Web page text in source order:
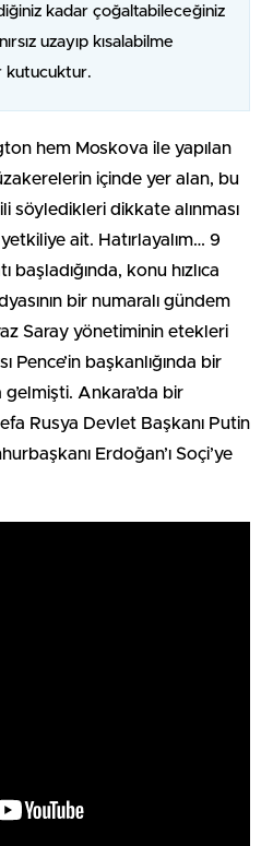
kadar çoğaltabileceğiniz
uzayıp kısalabilme
kutucuktur.
hem Moskova ile yapılan
içinde yer alan, bu
söyledikleri dikkate alınması
ait. Hatırlayalım… 9
başladığında, konu hızlıca
bir numaralı gündem
Saray yönetiminin etekleri
Pence’in başkanlığında bir
Ankara’da bir
Rusya Devlet Başkanı Putin
Erdoğan’ı Soçi’ye